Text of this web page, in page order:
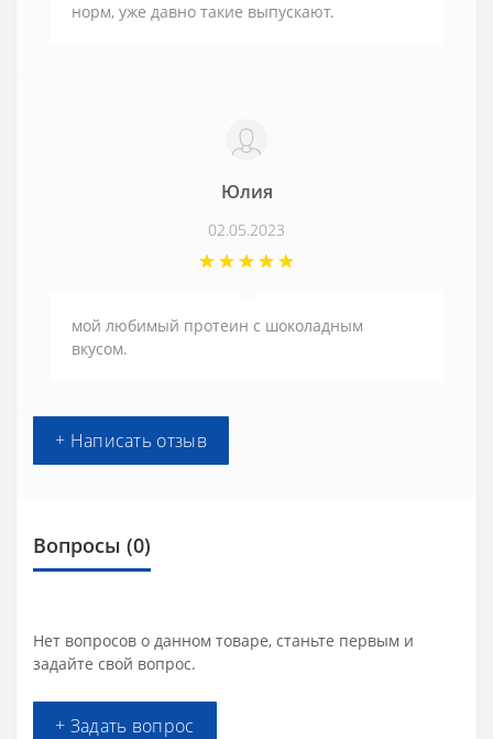
норм, уже давно такие выпускают.
Юлия
02.05.2023
мой любимый протеин с шоколадным
вкусом.
+ Написать отзыв
Вопросы (0)
Нет вопросов о данном товаре, станьте первым и
задайте свой вопрос.
+ Задать вопрос